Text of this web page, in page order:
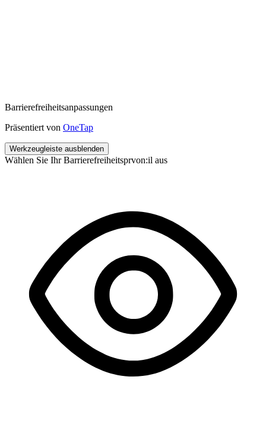
Barrierefreiheitsanpassungen
Präsentiert von OneTap
Werkzeugleiste ausblenden
Wählen Sie Ihr Barrierefreiheitsprvon:il aus